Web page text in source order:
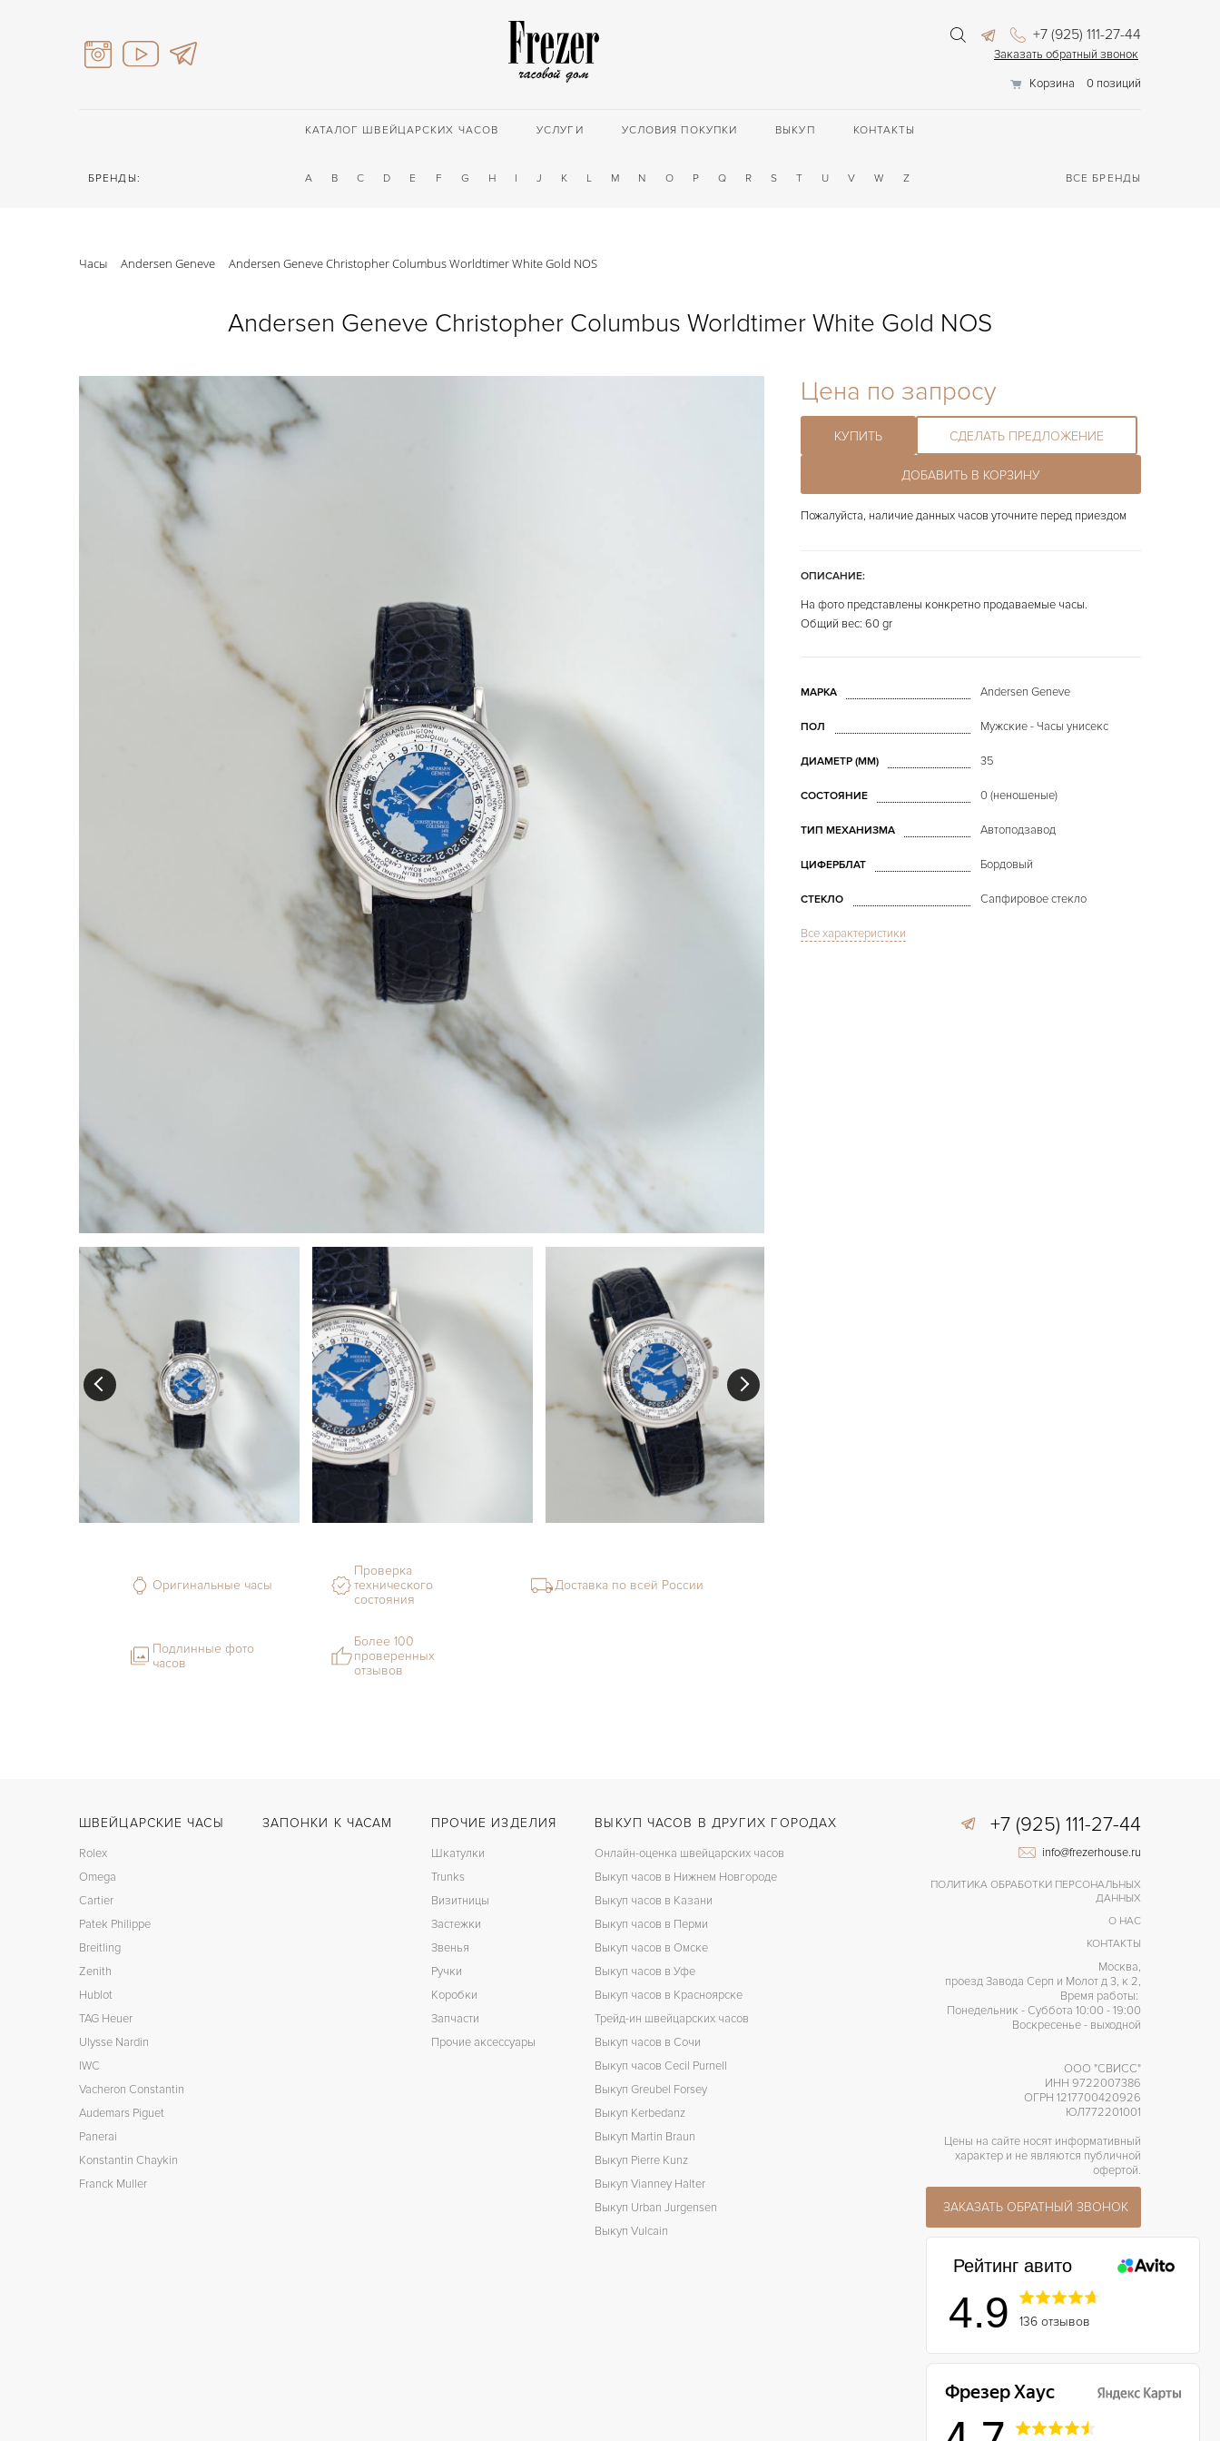
+7 (925) 111-27-44
Заказать обратный звонок
Корзина
0 позиций
КАТАЛОГ ШВЕЙЦАРСКИХ ЧАСОВ УСЛУГИ УСЛОВИЯ ПОКУПКИ ВЫКУП КОНТАКТЫ
БРЕНДЫ: A B C D E F G H I J K L M N O P Q R S T U V W Z ВСЕ БРЕНДЫ
Часы Andersen Geneve Andersen Geneve Christopher Columbus Worldtimer White Gold NOS
Andersen Geneve Christopher Columbus Worldtimer White Gold NOS
Цена по запросу
КУПИТЬ СДЕЛАТЬ ПРЕДЛОЖЕНИЕ
ДОБАВИТЬ В КОРЗИНУ
Пожалуйста, наличие данных часов уточните перед приездом
ОПИСАНИЕ:
На фото представлены конкретно продаваемые часы.
Общий вес: 60 gr
МАРКА Andersen Geneve
ПОЛ Мужские - Часы унисекс
ДИАМЕТР (MM) 35
СОСТОЯНИЕ 0 (неношеные)
ТИП МЕХАНИЗМА Автоподзавод
ЦИФЕРБЛАТ Бордовый
СТЕКЛО Сапфировое стекло
Все характеристики
Оригинальные часы
Проверка
технического
состояния
Доставка по всей России
Подлинные фото
часов
Более 100
проверенных
отзывов
ШВЕЙЦАРСКИЕ ЧАСЫ
Rolex
Omega
Cartier
Patek Philippe
Breitling
Zenith
Hublot
TAG Heuer
Ulysse Nardin
IWC
Vacheron Constantin
Audemars Piguet
Panerai
Konstantin Chaykin
Franck Muller
ЗАПОНКИ К ЧАСАМ ПРОЧИЕ ИЗДЕЛИЯ
Шкатулки
Trunks
Визитницы
Застежки
Звенья
Ручки
Коробки
Запчасти
Прочие аксессуары
ВЫКУП ЧАСОВ В ДРУГИХ ГОРОДАХ
Онлайн-оценка швейцарских часов
Выкуп часов в Нижнем Новгороде
Выкуп часов в Казани
Выкуп часов в Перми
Выкуп часов в Омске
Выкуп часов в Уфе
Выкуп часов в Красноярске
Трейд-ин швейцарских часов
Выкуп часов в Сочи
Выкуп часов Cecil Purnell
Выкуп Greubel Forsey
Выкуп Kerbedanz
Выкуп Martin Braun
Выкуп Pierre Kunz
Выкуп Vianney Halter
Выкуп Urban Jurgensen
Выкуп Vulcain
+7 (925) 111-27-44
info@frezerhouse.ru
ПОЛИТИКА ОБРАБОТКИ ПЕРСОНАЛЬНЫХ
ДАННЫХ
О НАС
КОНТАКТЫ
Москва,
проезд Завода Серп и Молот д 3, к 2,
Время работы:
Понедельник - Суббота 10:00 - 19:00
Воскресенье - выходной
ООО "СВИСС"
ИНН 9722007386
ОГРН 1217700420926
ЮЛ772201001
Цены на сайте носят информативный
характер и не являются публичной
офертой.
ЗАКАЗАТЬ ОБРАТНЫЙ ЗВОНОК
Рейтинг авито
4.9 136 отзывов